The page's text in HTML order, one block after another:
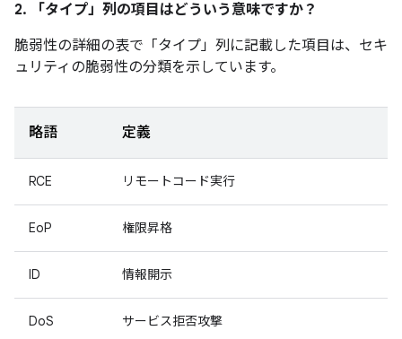
2. 「タイプ」 列の項目はどういう意味ですか？
脆弱性の詳細の表で「タイプ」 列に記載した項目は、セキ
ュリティの脆弱性の分類を示しています。
略語 定義
RCE リモートコード実行
EoP 権限昇格
ID 情報開示
DoS サービス拒否攻撃